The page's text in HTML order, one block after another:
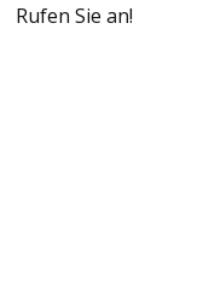
Rufen Sie an!